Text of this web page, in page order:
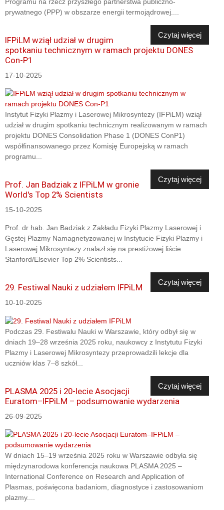
Programu na rzecz przyszłego partnerstwa publiczno-
prywatnego (PPP) w obszarze energii termojądrowej....
Czytaj więcej
IFPiLM wziął udział w drugim
spotkaniu technicznym w ramach projektu DONES
Con-P1
17-10-2025
Instytut Fizyki Plazmy i Laserowej Mikrosyntezy (IFPiLM) wziął
udział w drugim spotkaniu technicznym realizowanym w ramach
projektu DONES Consolidation Phase 1 (DONES ConP1)
współfinansowanego przez Komisję Europejską w ramach
programu...
Czytaj więcej
Prof. Jan Badziak z IFPiLM w gronie
World's Top 2% Scientists
15-10-2025
Prof. dr hab. Jan Badziak z Zakładu Fizyki Plazmy Laserowej i
Gęstej Plazmy Namagnetyzowanej w Instytucie Fizyki Plazmy i
Laserowej Mikrosyntezy znalazł się na prestiżowej liście
Stanford/Elsevier Top 2% Scientists...
Czytaj więcej
29. Festiwal Nauki z udziałem IFPiLM
10-10-2025
Podczas 29. Festiwalu Nauki w Warszawie, który odbył się w
dniach 19–28 września 2025 roku, naukowcy z Instytutu Fizyki
Plazmy i Laserowej Mikrosyntezy przeprowadzili lekcje dla
uczniów klas 7–8 szkół...
Czytaj więcej
PLASMA 2025 i 20-lecie Asocjacji
Euratom–IFPiLM – podsumowanie wydarzenia
26-09-2025
W dniach 15–19 września 2025 roku w Warszawie odbyła się
międzynarodowa konferencja naukowa PLASMA 2025 –
International Conference on Research and Application of
Plasmas, poświęcona badaniom, diagnostyce i zastosowaniom
plazmy....